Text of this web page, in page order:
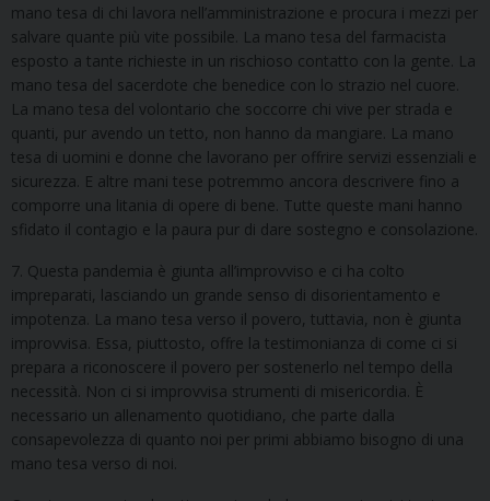
mano tesa di chi lavora nell’amministrazione e procura i mezzi per
salvare quante più vite possibile. La mano tesa del farmacista
esposto a tante richieste in un rischioso contatto con la gente. La
mano tesa del sacerdote che benedice con lo strazio nel cuore.
La mano tesa del volontario che soccorre chi vive per strada e
quanti, pur avendo un tetto, non hanno da mangiare. La mano
tesa di uomini e donne che lavorano per offrire servizi essenziali e
sicurezza. E altre mani tese potremmo ancora descrivere fino a
comporre una litania di opere di bene. Tutte queste mani hanno
sfidato il contagio e la paura pur di dare sostegno e consolazione.
7. Questa pandemia è giunta all’improvviso e ci ha colto
impreparati, lasciando un grande senso di disorientamento e
impotenza. La mano tesa verso il povero, tuttavia, non è giunta
improvvisa. Essa, piuttosto, offre la testimonianza di come ci si
prepara a riconoscere il povero per sostenerlo nel tempo della
necessità. Non ci si improvvisa strumenti di misericordia. È
necessario un allenamento quotidiano, che parte dalla
consapevolezza di quanto noi per primi abbiamo bisogno di una
mano tesa verso di noi.